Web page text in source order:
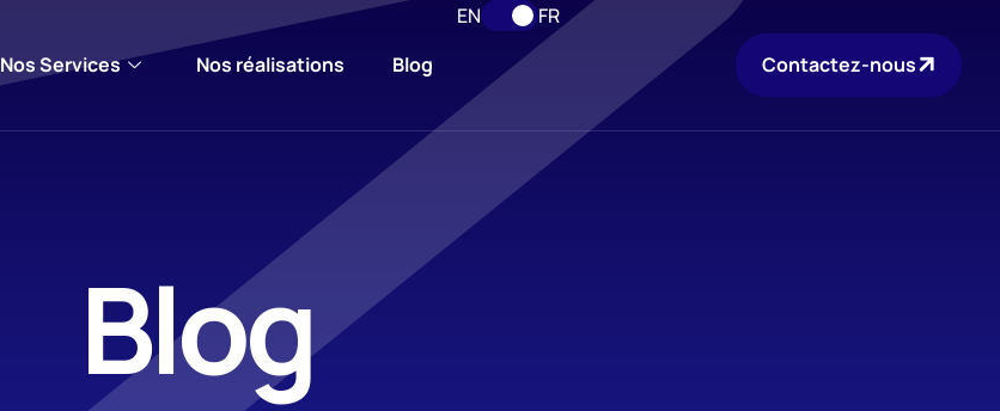
Nos Services Nos réalisations Blog
EN
FR
Contactez-nous
Blog